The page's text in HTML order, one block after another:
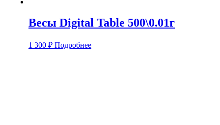
Весы Digital Table 500\0.01г
1 300 ₽ Подробнее